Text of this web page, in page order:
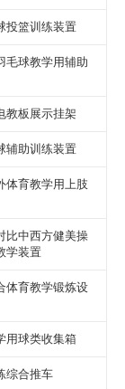
投篮训练装置
毛球教学用辅助
教板展示挂架
辅助训练装置
体育教学用上肢
比中西方健美操
学装置
体育教学锻炼设
用球类收集箱
综合推车